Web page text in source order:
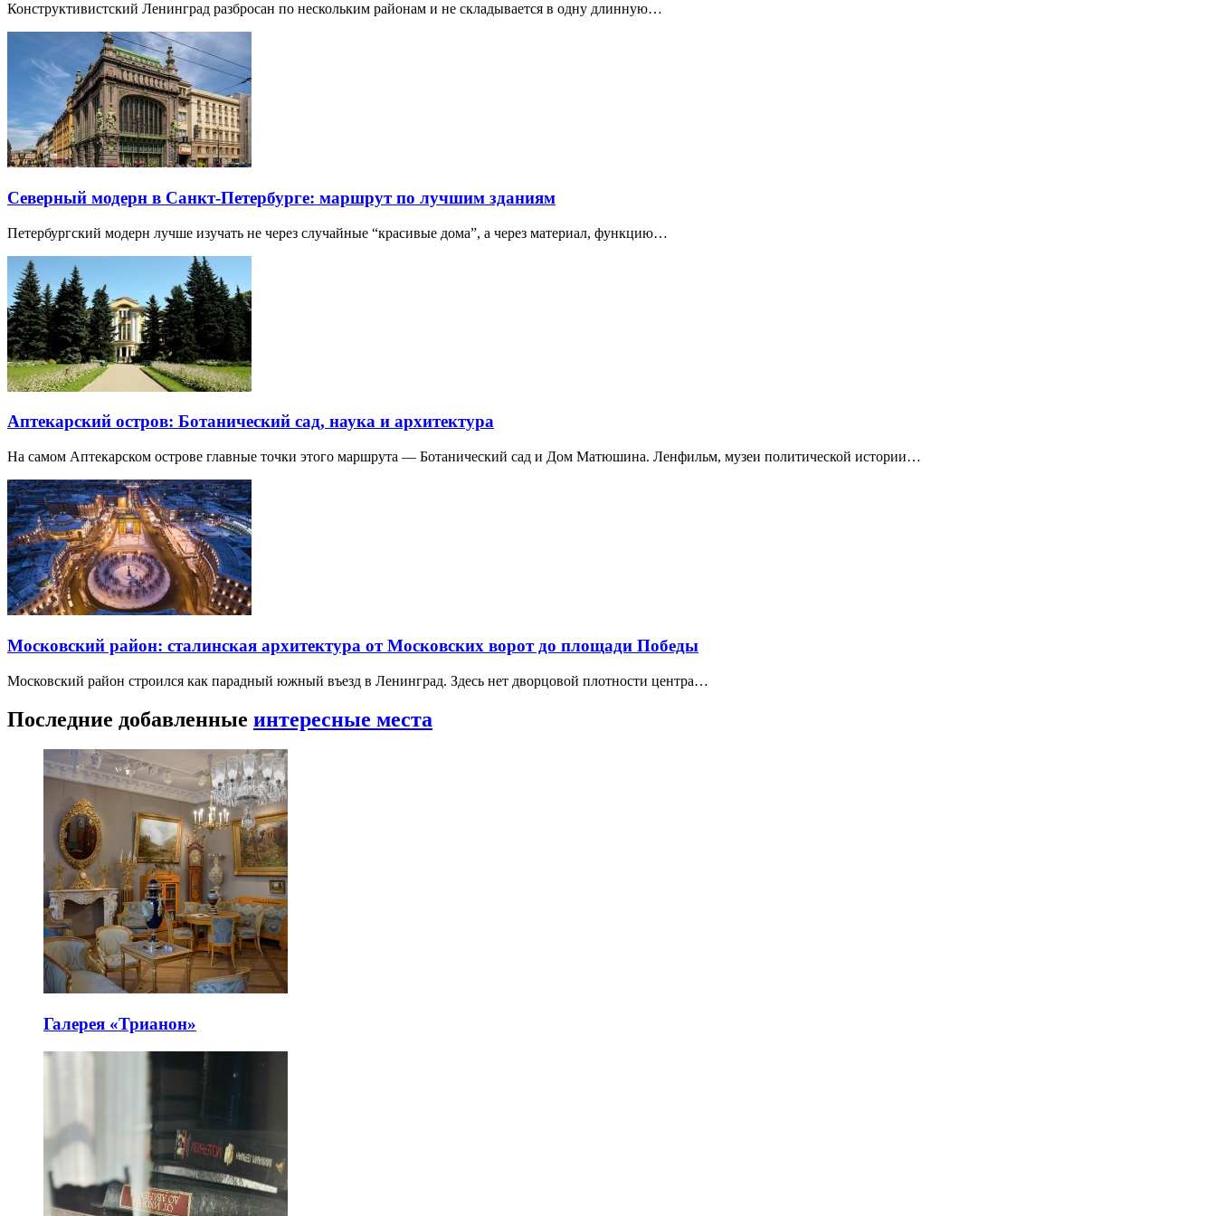
Конструктивистский Ленинград разбросан по нескольким районам и не складывается в одну длинную…
Северный модерн в Санкт-Петербурге: маршрут по лучшим зданиям
Петербургский модерн лучше изучать не через случайные “красивые дома”, а через материал, функцию…
Аптекарский остров: Ботанический сад, наука и архитектура
На самом Аптекарском острове главные точки этого маршрута — Ботанический сад и Дом Матюшина. Ленфильм, музеи политической истории…
Московский район: сталинская архитектура от Московских ворот до площади Победы
Московский район строился как парадный южный въезд в Ленинград. Здесь нет дворцовой плотности центра…
Последние добавленные интересные места
Галерея «Трианон»